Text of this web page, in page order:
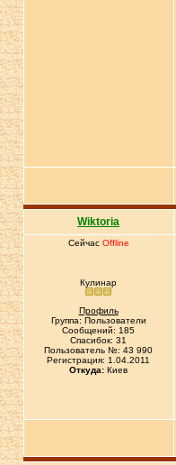
Wiktoria
Сейчас Offline
Кулинар
Профиль
Группа: Пользователи
Сообщений: 185
Спасибок: 31
Пользователь №: 43 990
Регистрация: 1.04.2011
Откуда: Киев